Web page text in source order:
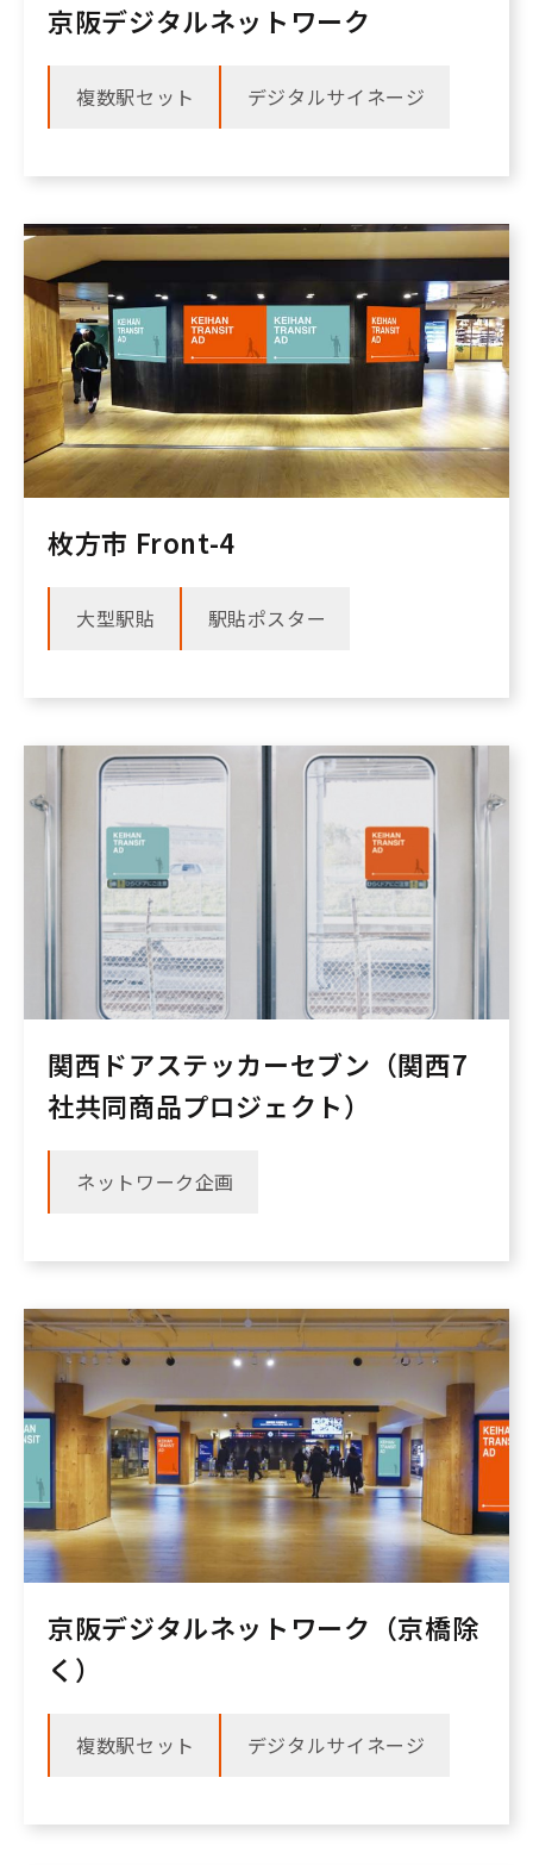
京阪デジタルネットワーク
複数駅セット デジタルサイネージ
枚方市 Front-4
大型駅貼 駅貼ポスター
関西ドアステッカーセブン（関西7
社共同商品プロジェクト）
ネットワーク企画
京阪デジタルネットワーク（京橋除
く）
複数駅セット デジタルサイネージ